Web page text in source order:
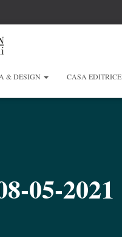
& DESIGN CASA EDITRICE
05-2021